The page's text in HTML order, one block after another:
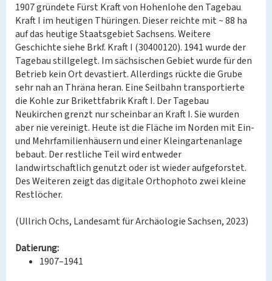
1907 gründete Fürst Kraft von Hohenlohe den Tagebau
Kraft I im heutigen Thüringen. Dieser reichte mit ~ 88 ha
auf das heutige Staatsgebiet Sachsens. Weitere
Geschichte siehe Brkf. Kraft I (30400120). 1941 wurde der
Tagebau stillgelegt. Im sächsischen Gebiet wurde für den
Betrieb kein Ort devastiert. Allerdings rückte die Grube
sehr nah an Thräna heran. Eine Seilbahn transportierte
die Kohle zur Brikettfabrik Kraft I. Der Tagebau
Neukirchen grenzt nur scheinbar an Kraft I. Sie wurden
aber nie vereinigt. Heute ist die Fläche im Norden mit Ein-
und Mehrfamilienhäusern und einer Kleingartenanlage
bebaut. Der restliche Teil wird entweder
landwirtschaftlich genutzt oder ist wieder aufgeforstet.
Des Weiteren zeigt das digitale Orthophoto zwei kleine
Restlöcher.
(Ullrich Ochs, Landesamt für Archäologie Sachsen, 2023)
Datierung:
1907–1941